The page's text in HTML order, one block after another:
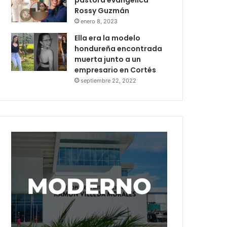
Rossy Guzmán
enero 8, 2023
Ella era la modelo
hondureña encontrada
muerta junto a un
empresario en Cortés
septiembre 22, 2022